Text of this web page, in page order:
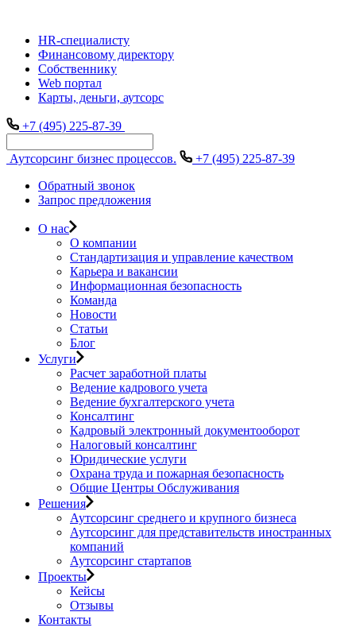
HR-специалисту
Финансовому директору
Собственнику
Web портал
Карты, деньги, аутсорс
+7 (495) 225-87-39
Аутсорсинг бизнес процессов.
+7 (495) 225-87-39
Обратный звонок
Запрос предложения
О нас
О компании
Стандартизация и управление качеством
Карьера и вакансии
Информационная безопасность
Команда
Новости
Статьи
Блог
Услуги
Расчет заработной платы
Ведение кадрового учета
Ведение бухгалтерского учета
Консалтинг
Кадровый электронный документооборот
Налоговый консалтинг
Юридические услуги
Охрана труда и пожарная безопасность
Общие Центры Обслуживания
Решения
Аутсорсинг среднего и крупного бизнеса
Аутсорсинг для представительств иностранных
компаний
Аутсорсинг стартапов
Проекты
Кейсы
Отзывы
Контакты